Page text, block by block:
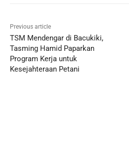
Previous article
TSM Mendengar di Bacukiki,
Tasming Hamid Paparkan
Program Kerja untuk
Kesejahteraan Petani